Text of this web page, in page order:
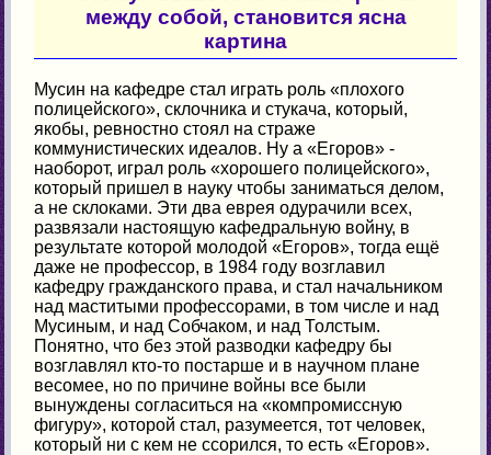
между собой, становится ясна
картина
Мусин на кафедре стал играть роль «плохого
полицейского», склочника и стукача, который,
якобы, ревностно стоял на страже
коммунистических идеалов. Ну а «Егоров» -
наоборот, играл роль «хорошего полицейского»,
который пришел в науку чтобы заниматься делом,
а не склоками. Эти два еврея одурачили всех,
развязали настоящую кафедральную войну, в
результате которой молодой «Егоров», тогда ещё
даже не профессор, в 1984 году возглавил
кафедру гражданского права, и стал начальником
над маститыми профессорами, в том числе и над
Мусиным, и над Собчаком, и над Толстым.
Понятно, что без этой разводки кафедру бы
возглавлял кто-то постарше и в научном плане
весомее, но по причине войны все были
вынуждены согласиться на «компромиссную
фигуру», которой стал, разумеется, тот человек,
который ни с кем не ссорился, то есть «Егоров».